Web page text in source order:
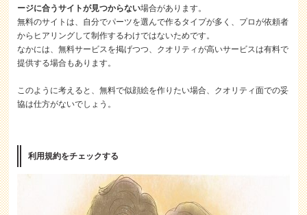
ージに合うサイトが見つからない場合があります。
無料のサイトは、自分でパーツを選んで作るタイプが多く、プロが依頼者
からヒアリングして制作するわけではないためです。
なかには、無料サービスを掲げつつ、クオリティが高いサービスは有料で
提供する場合もあります。
このように考えると、無料で似顔絵を作りたい場合、クオリティ面での妥
協は仕方がないでしょう。
利用規約をチェックする